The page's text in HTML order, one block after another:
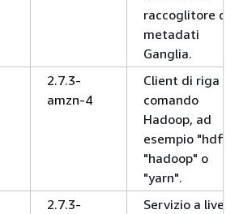
raccoglitore di
metadati
Ganglia.
2.7.3-
amzn-4
Client di riga di
comando
Hadoop, ad
esempio "hdfs",
"hadoop" o
"yarn".
2.7.3-
Servizio a livello